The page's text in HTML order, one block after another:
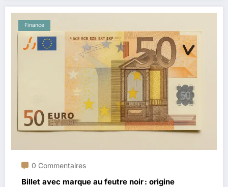
Finance
0 Commentaires
Billet avec marque au feutre noir : origine